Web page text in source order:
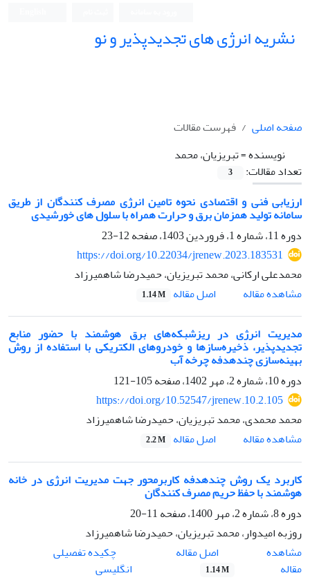
نشریه انرژی های تجدیدپذیر و نو
صفحه اصلی
فهرست مقالات
نویسنده =تبریزیان، محمد
تعداد مقالات:
3
ارزیابی فنی و اقتصادی نحوه تامین انرژی مصرف کنندگان از طریق
سامانه تولید همزمان برق و حرارت همراه با سلول های خورشیدی
دوره 11، شماره 1، فروردین 1403، صفحه
12-23
https://doi.org/10.22034/jrenew.2023.183531
محمدعلی ارکانی، محمد تبریزیان، حمیدرضا شاهمیرزاد
مشاهده مقاله
اصل مقاله 1.14 M
مدیریت انرژی در ریزشبکه‌های برق هوشمند با حضور منابع
تجدیدپذیر، ذخیره‌سازها و خودروهای الکتریکی با استفاده از روش
بهینه‌سازی چندهدفه چرخه آب
دوره 10، شماره 2، مهر 1402، صفحه
105-121
https://doi.org/10.52547/jrenew.10.2.105
محمد محمدی، محمد تبریزیان، حمیدرضا شاهمیرزاد
مشاهده مقاله
اصل مقاله 2.2 M
کاربرد یک روش چندهدفه کاربرمحور جهت مدیریت انرژی در خانه
هوشمند با حفظ حریم مصرف کنندگان
دوره 8، شماره 2، مهر 1400، صفحه
11-20
روزبه امیدوار، محمد تبریزیان، حمیدرضا شاهمیرزاد
مشاهده
مقاله
اصل مقاله
1.14 M
چکیده تفصیلی
انگلیسی